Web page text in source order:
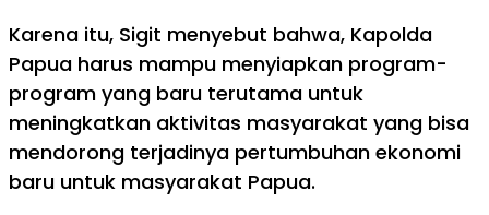
Karena itu, Sigit menyebut bahwa, Kapolda
Papua harus mampu menyiapkan program-
program yang baru terutama untuk
meningkatkan aktivitas masyarakat yang bisa
mendorong terjadinya pertumbuhan ekonomi
baru untuk masyarakat Papua.